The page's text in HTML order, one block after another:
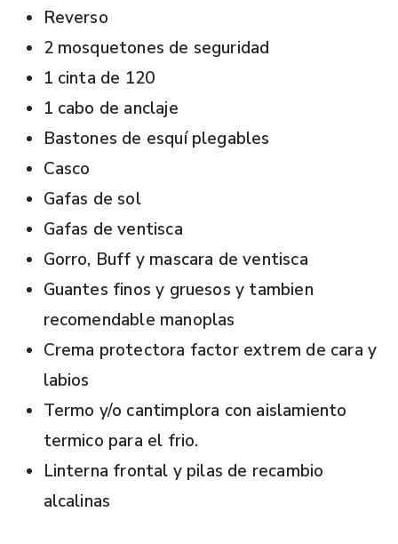
Reverso
2 mosquetones de seguridad
1 cinta de 120
1 cabo de anclaje
Bastones de esquí plegables
Casco
Gafas de sol
Gafas de ventisca
Gorro, Buff y mascara de ventisca
Guantes finos y gruesos y tambien
recomendable manoplas
Crema protectora factor extrem de cara y
labios
Termo y/o cantimplora con aislamiento
termico para el frio.
Linterna frontal y pilas de recambio
alcalinas